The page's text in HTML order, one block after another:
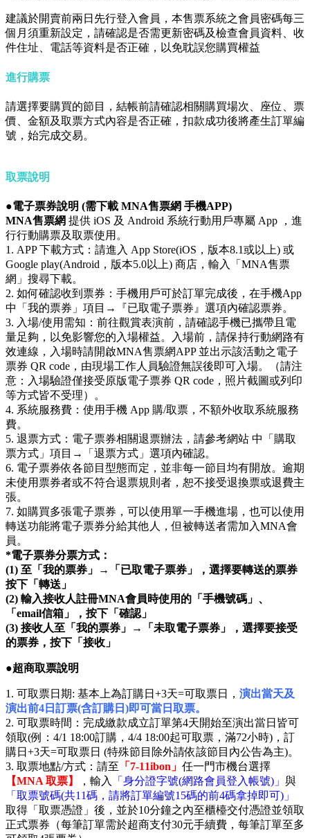
建議於開賣前兩日先行登入會員，本售票系統之會員密碼每三
個月須重新設定，請確認是否需更新密碼及檢查會員資料、收
件住址、電話等資料是否正確，以免耽誤您購買權益
進行購票
請選擇要購買的節目，結帳前請確認相關購買場次、座位、票
價、金額及取票方式內容是否正確，扣款成功後將產生訂單編
號，始完成交易。
取票說明
●電子票券說明 (需下載 MNA售票網 手機APP)
MNA售票網 提供 iOS 及 Android 系統行動用戶專屬 App ，進
行行動購票及取票使用。
1. APP 下載方式：請進入 App Store(iOS，版本8.1或以上) 或
Google play(Android，版本5.0以上) 商店，輸入「MNA售票
網」搜尋下載。
2. 如何確認收到票券：手機用戶可於訂單完成後，在手機App
中「我的票券」項目→『已取電子票券』選項內確認票券。
3. 入場/使用需知：前往觀賞表演前，請確認手機已攜帶且電
量足夠，以免影響您的入場權益。入場前，請保持行動網路有
效連線，入場時請開啟MNA售票網APP 並出示該活動之電子
票券 QR code，由現場工作人員驗證無誤後即可入場。（請注
意：入場驗證僅接受原版電子票券 QR code，照片截圖或列印
等方式皆不受理）。
4. 系統服務費：使用手機 App 購/取票，不額外收取系統服務
費。
5. 退票方式：電子票券相關退票辦法，請參考網站 中「購取
票方式」項目→「退票方式」選項內確認。
6. 電子票券依各節目型態而定，並非每一節目均有開放。逾期
未使用票券者或不符合退票規則者，恕不接受退換票或退費主
張。
7. 如購買多張電子票券，可以使用單一手機進場，也可以使用
轉送功能將電子票券分給其他人，但被轉送者需加入MNA會
員。
*電子票券分票方式：
(1) 至「我的票券」→「已取電子票券」，選擇要轉送的票券
按下「轉送」
(2) 輸入接收人註冊MNA會員時使用的「手機號碼」、
「email信箱」，按下「確認」
(3) 接收人至「我的票券」→「未取電子票券」，選擇要接受
的票券，按下「接收」
●超商取票說明
1. 可取票日期: 基本上為訂購日+3天=可取票日， 演出當天及
演出前4日訂票(含訂購日)即可當日取票。
2. 可取票時間：完成繳款成立訂單第4天開始至演出當日皆可
領取(例：4/1 18:00訂購，4/4 18:00起可取票，滿72小時)，訂
購日+3天=可取票日 (特殊節目除外請依該節目內公告為主)。
3. 取票地點/方式：請至
「7-11ibon」 任一門市機台選擇
【MNA 取票】
，輸入 「身分證字號(網路會員登入帳號)」 與
「取票號碼(共11碼，請將訂單編號15碼的前4碼拿掉即可)」
取得「取票憑證」後，並於10分鐘之內至櫃檯交付憑證並領取
正式票券（每筆訂單需於超商支付30元手續費，每筆訂單至多